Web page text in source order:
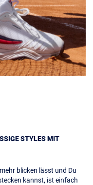
STYLES MIT
blicken lässt und Du
kannst, ist einfach